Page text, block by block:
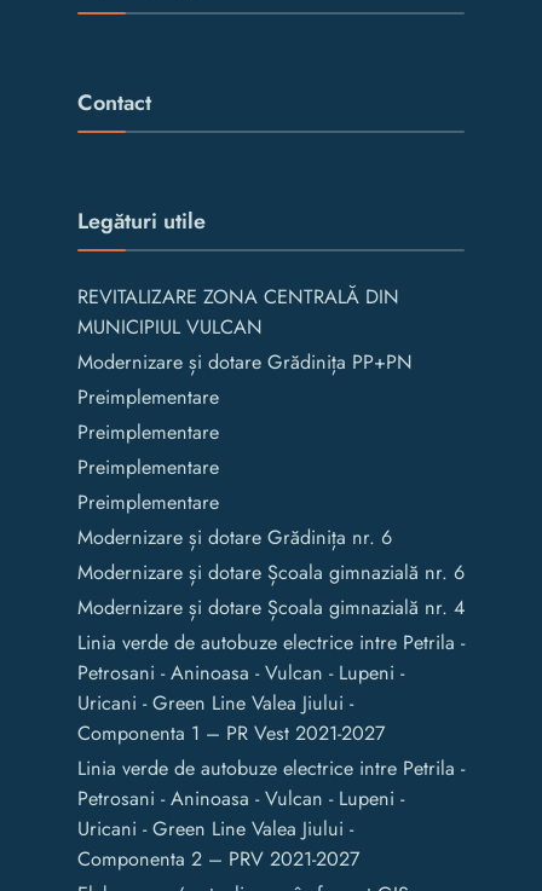
Contact
Legături utile
REVITALIZARE ZONA CENTRALĂ DIN
MUNICIPIUL VULCAN
Modernizare și dotare Grădinița PP+PN
Preimplementare
Preimplementare
Preimplementare
Preimplementare
Modernizare și dotare Grădinița nr. 6
Modernizare și dotare Școala gimnazială nr. 6
Modernizare și dotare Școala gimnazială nr. 4
Linia verde de autobuze electrice intre Petrila -
Petrosani - Aninoasa - Vulcan - Lupeni -
Uricani - Green Line Valea Jiului -
Componenta 1 – PR Vest 2021-2027
Linia verde de autobuze electrice intre Petrila -
Petrosani - Aninoasa - Vulcan - Lupeni -
Uricani - Green Line Valea Jiului -
Componenta 2 – PRV 2021-2027